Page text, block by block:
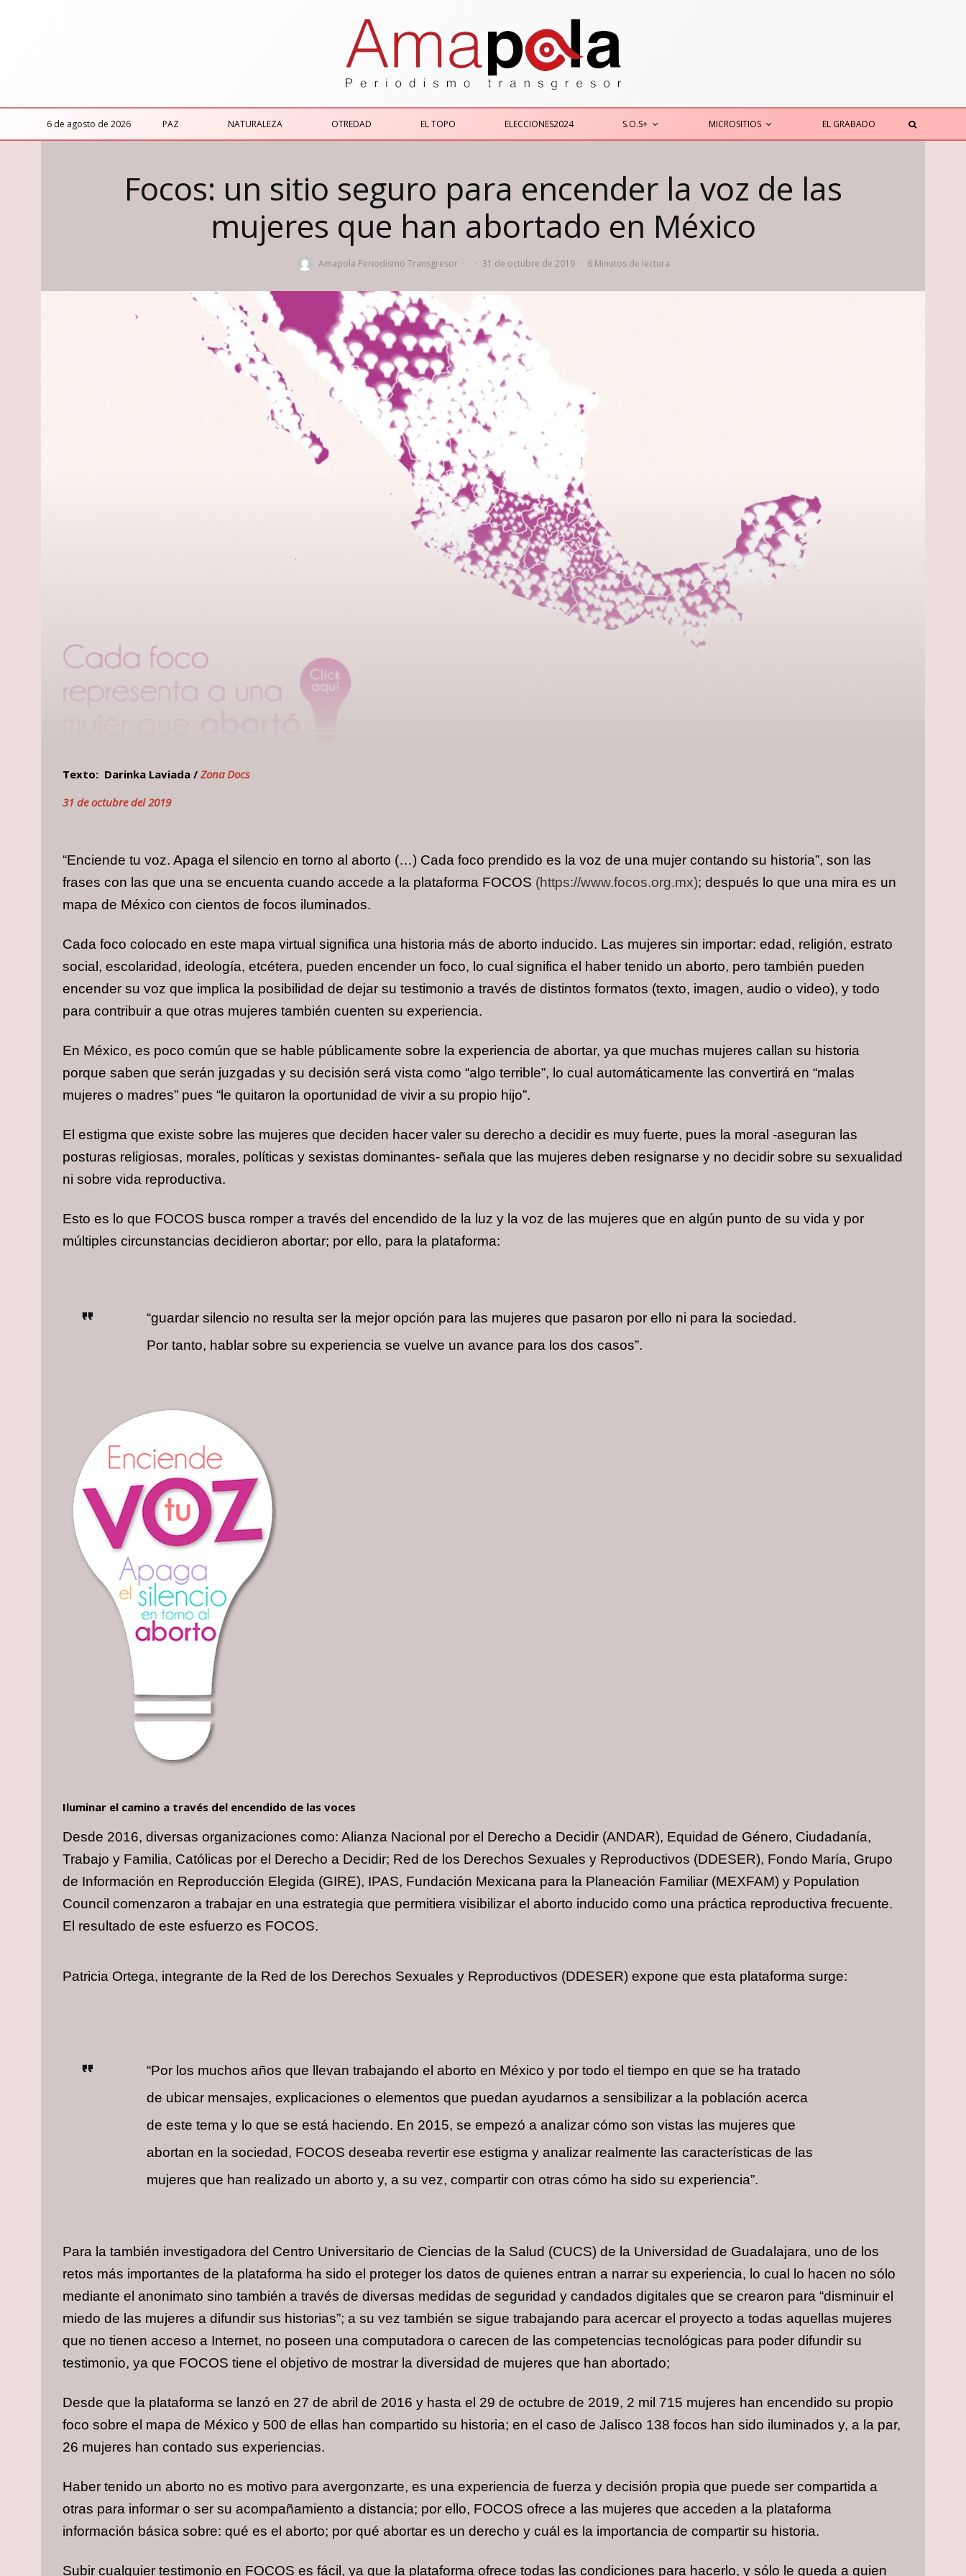
6 de agosto de 2026 PAZ NATURALEZA OTREDAD EL TOPO ELECCIONES2024 S.O.S+ MICROSITIOS EL GRABADO
Focos: un sitio seguro para encender la voz de las
mujeres que han abortado en México
Amapola Periodismo Transgresor · · 31 de octubre de 2019 · 6 Minutos de lectura
Texto: Darinka Laviada / Zona Docs
31 de octubre del 2019
“Enciende tu voz. Apaga el silencio en torno al aborto (…) Cada foco prendido es la voz de una mujer contando su historia”, son las
frases con las que una se encuenta cuando accede a la plataforma FOCOS (https://www.focos.org.mx); después lo que una mira es un
mapa de México con cientos de focos iluminados.
Cada foco colocado en este mapa virtual significa una historia más de aborto inducido. Las mujeres sin importar: edad, religión, estrato
social, escolaridad, ideología, etcétera, pueden encender un foco, lo cual significa el haber tenido un aborto, pero también pueden
encender su voz que implica la posibilidad de dejar su testimonio a través de distintos formatos (texto, imagen, audio o video), y todo
para contribuir a que otras mujeres también cuenten su experiencia.
En México, es poco común que se hable públicamente sobre la experiencia de abortar, ya que muchas mujeres callan su historia
porque saben que serán juzgadas y su decisión será vista como “algo terrible”, lo cual automáticamente las convertirá en “malas
mujeres o madres” pues “le quitaron la oportunidad de vivir a su propio hijo”.
El estigma que existe sobre las mujeres que deciden hacer valer su derecho a decidir es muy fuerte, pues la moral -aseguran las
posturas religiosas, morales, políticas y sexistas dominantes- señala que las mujeres deben resignarse y no decidir sobre su sexualidad
ni sobre vida reproductiva.
Esto es lo que FOCOS busca romper a través del encendido de la luz y la voz de las mujeres que en algún punto de su vida y por
múltiples circunstancias decidieron abortar; por ello, para la plataforma:
“guardar silencio no resulta ser la mejor opción para las mujeres que pasaron por ello ni para la sociedad.
Por tanto, hablar sobre su experiencia se vuelve un avance para los dos casos”.
Iluminar el camino a través del encendido de las voces
Desde 2016, diversas organizaciones como: Alianza Nacional por el Derecho a Decidir (ANDAR), Equidad de Género, Ciudadanía,
Trabajo y Familia, Católicas por el Derecho a Decidir; Red de los Derechos Sexuales y Reproductivos (DDESER), Fondo María, Grupo
de Información en Reproducción Elegida (GIRE), IPAS, Fundación Mexicana para la Planeación Familiar (MEXFAM) y Population
Council comenzaron a trabajar en una estrategia que permitiera visibilizar el aborto inducido como una práctica reproductiva frecuente.
El resultado de este esfuerzo es FOCOS.
Patricia Ortega, integrante de la Red de los Derechos Sexuales y Reproductivos (DDESER) expone que esta plataforma surge:
“Por los muchos años que llevan trabajando el aborto en México y por todo el tiempo en que se ha tratado
de ubicar mensajes, explicaciones o elementos que puedan ayudarnos a sensibilizar a la población acerca
de este tema y lo que se está haciendo. En 2015, se empezó a analizar cómo son vistas las mujeres que
abortan en la sociedad, FOCOS deseaba revertir ese estigma y analizar realmente las características de las
mujeres que han realizado un aborto y, a su vez, compartir con otras cómo ha sido su experiencia”.
Para la también investigadora del Centro Universitario de Ciencias de la Salud (CUCS) de la Universidad de Guadalajara, uno de los
retos más importantes de la plataforma ha sido el proteger los datos de quienes entran a narrar su experiencia, lo cual lo hacen no sólo
mediante el anonimato sino también a través de diversas medidas de seguridad y candados digitales que se crearon para “disminuir el
miedo de las mujeres a difundir sus historias”; a su vez también se sigue trabajando para acercar el proyecto a todas aquellas mujeres
que no tienen acceso a Internet, no poseen una computadora o carecen de las competencias tecnológicas para poder difundir su
testimonio, ya que FOCOS tiene el objetivo de mostrar la diversidad de mujeres que han abortado;
Desde que la plataforma se lanzó en 27 de abril de 2016 y hasta el 29 de octubre de 2019, 2 mil 715 mujeres han encendido su propio
foco sobre el mapa de México y 500 de ellas han compartido su historia; en el caso de Jalisco 138 focos han sido iluminados y, a la par,
26 mujeres han contado sus experiencias.
Haber tenido un aborto no es motivo para avergonzarte, es una experiencia de fuerza y decisión propia que puede ser compartida a
otras para informar o ser su acompañamiento a distancia; por ello, FOCOS ofrece a las mujeres que acceden a la plataforma
información básica sobre: qué es el aborto; por qué abortar es un derecho y cuál es la importancia de compartir su historia.
Subir cualquier testimonio en FOCOS es fácil, ya que la plataforma ofrece todas las condiciones para hacerlo, y sólo le queda a quien